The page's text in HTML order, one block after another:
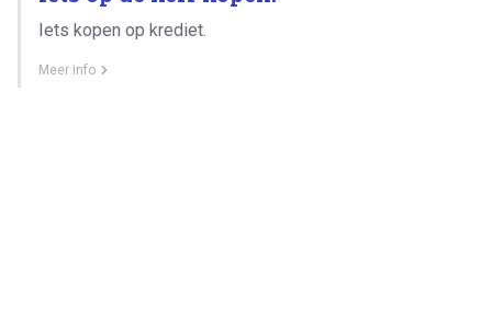
Iets kopen op krediet.
Meer info